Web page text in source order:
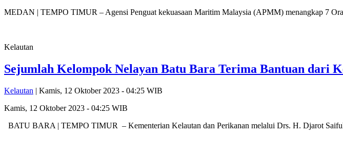
MEDAN | TEMPO TIMUR – Agensi Penguat kekuasaan Maritim Malaysia (APMM) menangkap 7
Kelautan
Sejumlah Kelompok Nelayan Batu Bara Terima Bantuan dari
Kelautan | Kamis, 12 Oktober 2023 - 04:25 WIB
Kamis, 12 Oktober 2023 - 04:25 WIB
BATU BARA | TEMPO TIMUR – Kementerian Kelautan dan Perikanan melalui Drs. H. Djarot